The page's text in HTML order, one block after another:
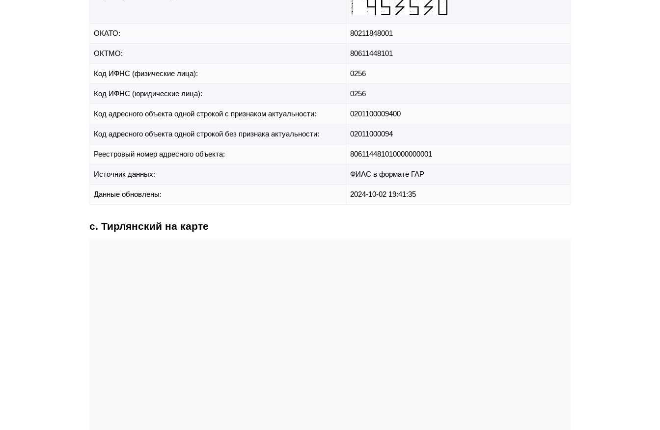
ОКАТО: 80211848001
ОКТМО: 80611448101
Код ИФНС (физические лица): 0256
Код ИФНС (юридические лица): 0256
Код адресного объекта одной строкой с признаком актуальности: 0201100009400
Код адресного объекта одной строкой без признака актуальности: 02011000094
Реестровый номер адресного объекта: 806114481010000000001
Источник данных: ФИАС в формате ГАР
Данные обновлены: 2024-10-02 19:41:35
с. Тирлянский на карте